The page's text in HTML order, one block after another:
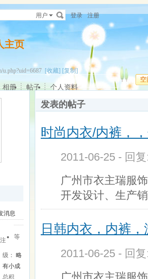
用户 登录 注册
主页
u.php?uid=6687 [收藏] [复制]
空
相册 帖子 个人资料
消息
等
级： 略
有小成
总积
发表的帖子
时尚内衣/内裤，
2011-06-25 - 回
广州市衣主瑞服
开发设计、生产
日韩内衣，内裤
2011-06-25 - 回